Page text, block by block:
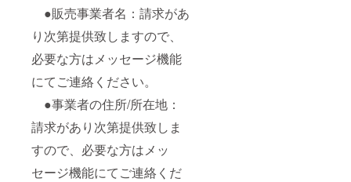
●販売事業者名：請求があ
り次第提供致しますので、
必要な方はメッセージ機能
にてご連絡ください。
●事業者の住所/所在地：
請求があり次第提供致しま
すので、必要な方はメッ
セージ機能にてご連絡くだ